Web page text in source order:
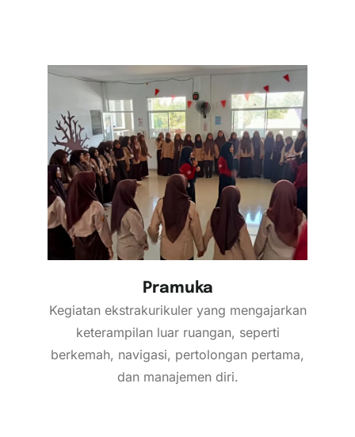
Pramuka
Kegiatan ekstrakurikuler yang mengajarkan
keterampilan luar ruangan, seperti
berkemah, navigasi, pertolongan pertama,
dan manajemen diri.